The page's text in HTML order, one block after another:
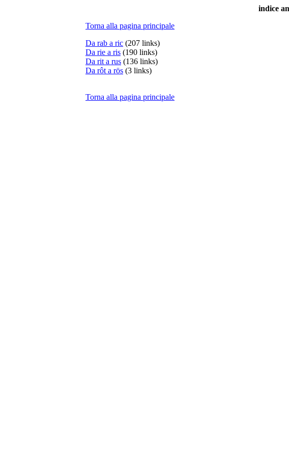
indice
Torna alla pagina principale
Da rab a ric (207 links)
Da rie a ris (190 links)
Da rit a rus (136 links)
Da rôt a rös (3 links)
Torna alla pagina principale